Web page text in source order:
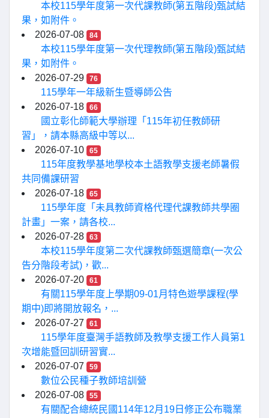
本校115學年度第一次代課教師(第五階段)甄試結
果，如附件。
2026-07-08
84
本校115學年度第一次代理教師(第五階段)甄試結
果，如附件。
2026-07-29
76
115學年一年級新生暨導師公告
2026-07-18
66
國立彰化師範大學辦理「115年初任教師研
習」，請本縣高級中等以...
2026-07-10
65
115年度教學基地學校本土語教學支援老師暑假
共同備課研習
2026-07-18
65
115學年度「未具教師資格代理代課教師共學圈
計畫」一案，請各校...
2026-07-28
63
本校115學年度第二次代課教師甄選簡章(一次公
告分階段考試)，歡...
2026-07-20
61
有關115學年度上學期09-01月特色遊學課程(學
期中)即將開放報名，...
2026-07-27
61
115學年度臺灣手語教師及教學支援工作人員第1
次增能暨回訓研習實...
2026-07-07
59
數位公民種子教師培訓營
2026-07-08
55
有關配合總統民國114年12月19日修正公布職業